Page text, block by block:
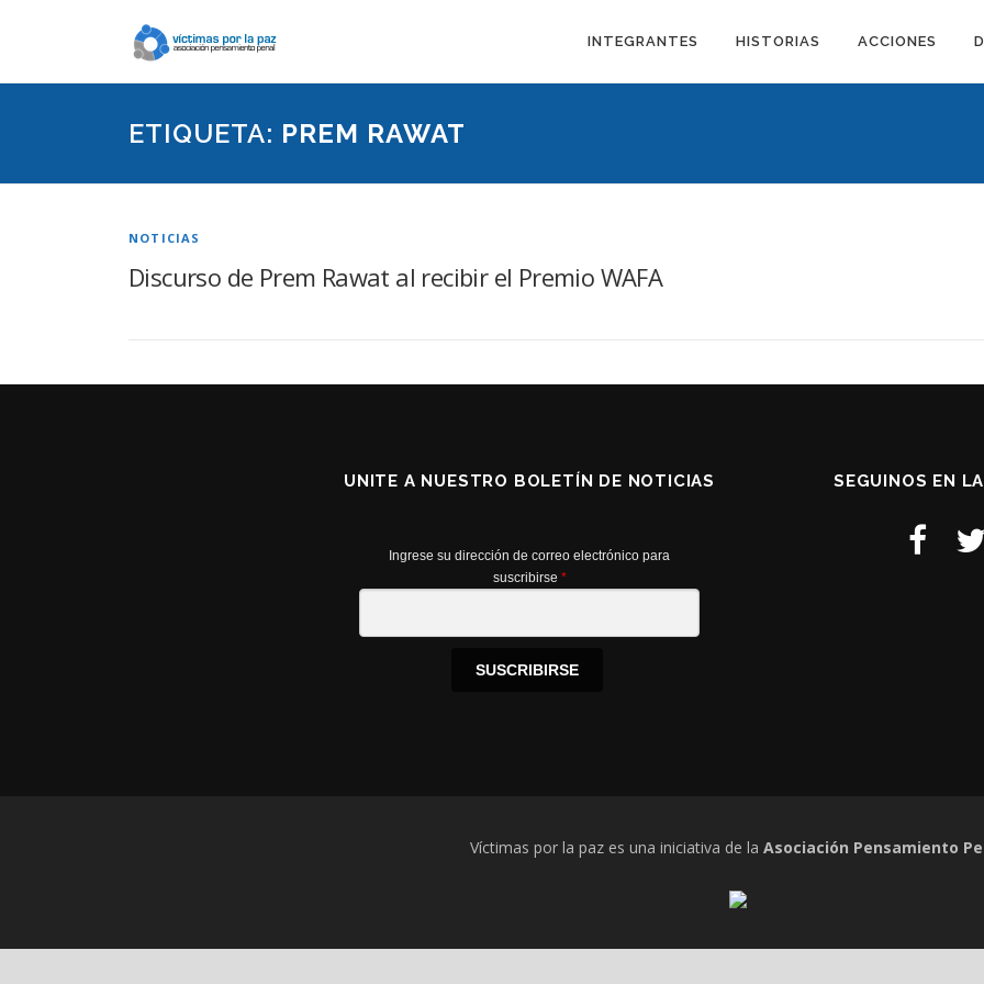
INTEGRANTES HISTORIAS ACCIONES
ETIQUETA: PREM RAWAT
NOTICIAS
Discurso de Prem Rawat al recibir el Premio WAFA
UNITE A NUESTRO BOLETÍN DE NOTICIAS
Ingrese su dirección de correo electrónico para
suscribirse *
SUSCRIBIRSE
SEGUINOS EN
Víctimas por la paz es una iniciativa de la Asociación Pensamiento